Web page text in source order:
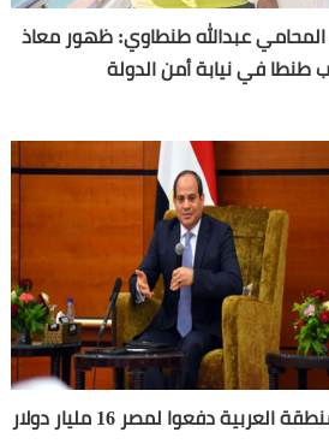
المحامي عبدالله طنطاوي: ظهور معاذ
طنطا في نيابة أمن الدولة
السيسي: الأشقاء في المنطقة العربية دفعوا لمصر 16 مليار دولار